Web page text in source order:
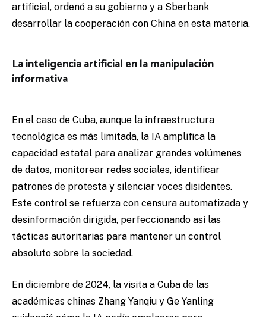
artificial, ordenó a su gobierno y a Sberbank
desarrollar la cooperación con China en esta materia.
La inteligencia artificial en la manipulación
informativa
En el caso de Cuba, aunque la infraestructura
tecnológica es más limitada, la IA amplifica la
capacidad estatal para analizar grandes volúmenes
de datos, monitorear redes sociales, identificar
patrones de protesta y silenciar voces disidentes.
Este control se refuerza con censura automatizada y
desinformación dirigida, perfeccionando así las
tácticas autoritarias para mantener un control
absoluto sobre la sociedad.
En diciembre de 2024, la visita a Cuba de las
académicas chinas Zhang Yanqiu y Ge Yanling